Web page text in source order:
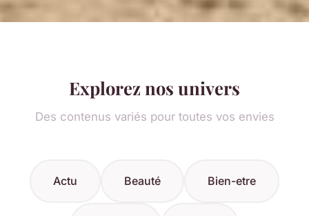
Explorez nos univers
Des contenus variés pour toutes vos envies
Actu Beauté Bien-etre